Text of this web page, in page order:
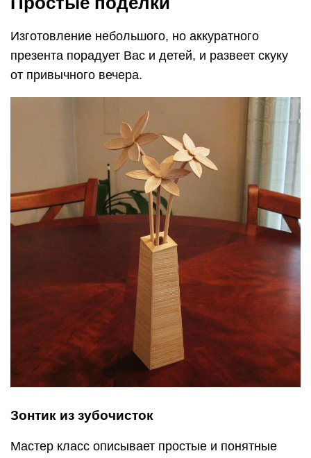
Изготовление небольшого, но аккуратного
презента порадует Вас и детей, и развеет скуку
от привычного вечера.
Зонтик из зубочисток
Мастер класс описывает простые и понятные